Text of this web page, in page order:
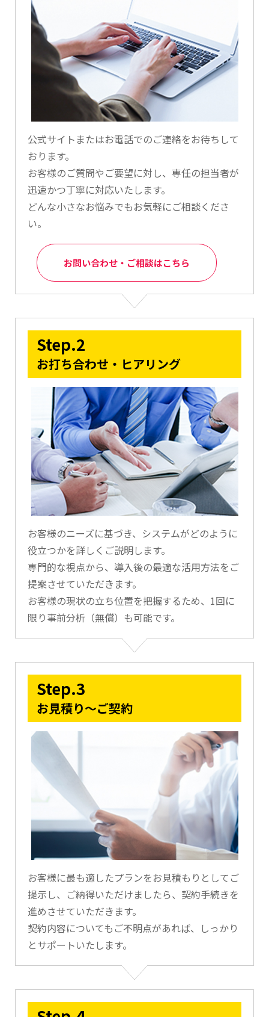
公式サイトまたはお電話でのご連絡をお待ちして
おります。
お客様のご質問やご要望に対し、専任の担当者が
迅速かつ丁寧に対応いたします。
どんな小さなお悩みでもお気軽にご相談くださ
い。
お問い合わせ・ご相談はこちら
Step.2
お打ち合わせ・ヒアリング
お客様のニーズに基づき、システムがどのように
役立つかを詳しくご説明します。
専門的な視点から、導入後の最適な活用方法をご
提案させていただきます。
お客様の現状の立ち位置を把握するため、1回に
限り事前分析（無償）も可能です。
Step.3
お見積り～ご契約
お客様に最も適したプランをお見積もりとしてご
提示し、ご納得いただけましたら、契約手続きを
進めさせていただきます。
契約内容についてもご不明点があれば、しっかり
とサポートいたします。